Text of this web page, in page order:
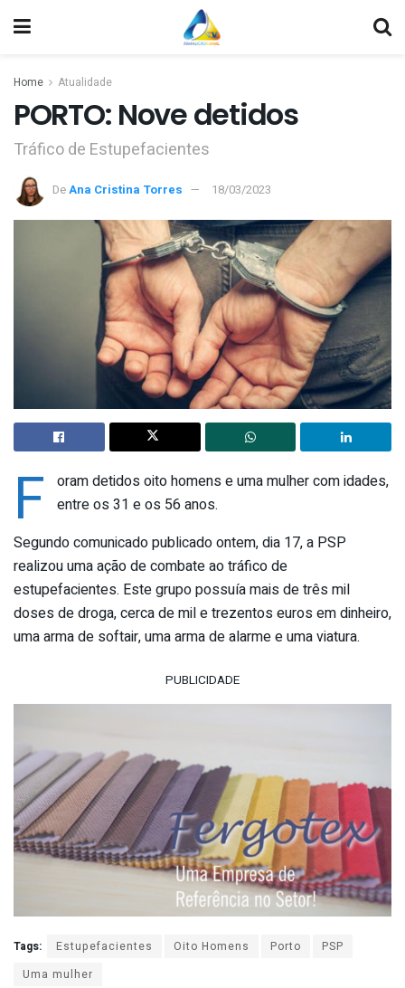
Home Atualidade
PORTO: Nove detidos
Tráfico de Estupefacientes
DeAna Cristina Torres 18/03/2023
F
oram detidos oito homens e uma mulher com idades,
entre os 31 e os 56 anos.
Segundo comunicado publicado ontem, dia 17, a PSP
realizou uma ação de combate ao tráfico de
estupefacientes. Este grupo possuía mais de três mil
doses de droga, cerca de mil e trezentos euros em dinheiro,
uma arma de softair, uma arma de alarme e uma viatura.
PUBLICIDADE
Tags: Estupefacientes Oito Homens Porto
PSP
Uma mulher